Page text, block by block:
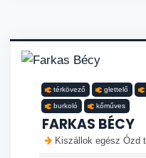
térkövező glettelő
burkoló kőműves
FARKAS BÉCY
Kiszállok egész Ózd